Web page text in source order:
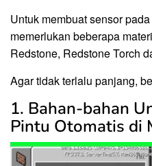
Untuk membuat sensor
memerlukan beberapa
Redstone, Redstone Torch
Agar tidak terlalu panjang,
1. Bahan-bahan
Pintu Otomatis di